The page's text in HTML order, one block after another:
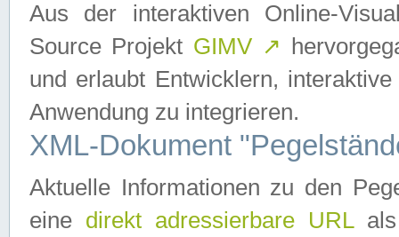
Aus der interaktiven Online-
Source Projekt GIMV ↗
und erlaubt Entwicklern,
Anwendung zu integrieren.
XML-Dokument
Aktuelle Informationen zu den
eine direkt adressierbare URLals